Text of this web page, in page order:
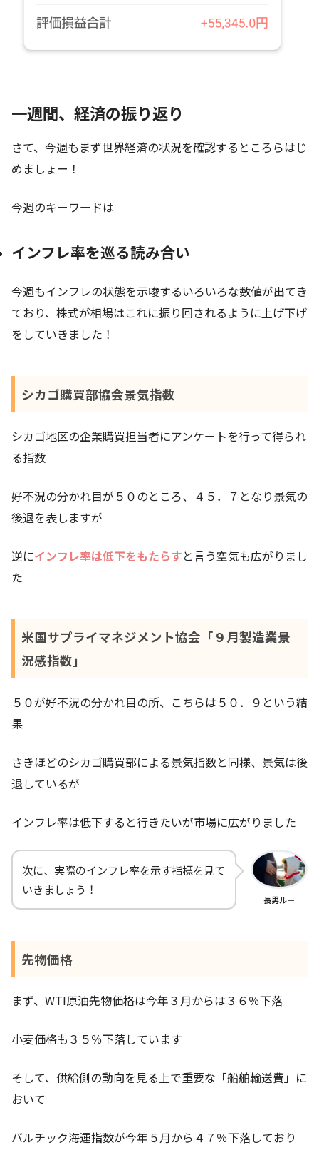
一週間、経済の振り返り
さて、今週もまず世界経済の状況を確認するところらはじ
めましょー！
今週のキーワードは
インフレ率を巡る読み合い
今週もインフレの状態を示唆するいろいろな数値が出てき
ており、株式が相場はこれに振り回されるように上げ下げ
をしていきました！
シカゴ購買部協会景気指数
シカゴ地区の企業購買担当者にアンケートを行って得られ
る指数
好不況の分かれ目が５０のところ、４５．７となり景気の
後退を表しますが
逆にインフレ率は低下をもたらすと言う空気も広がりまし
た
米国サプライマネジメント協会「９月製造業景
況感指数」
５０が好不況の分かれ目の所、こちらは５０．９という結
果
さきほどのシカゴ購買部による景気指数と同様、景気は後
退しているが
インフレ率は低下すると行きたいが市場に広がりました
次に、実際のインフレ率を示す指標を見て
いきましょう！
長男ルー
先物価格
まず、WTI原油先物価格は今年３月からは３６％下落
小麦価格も３５％下落しています
そして、供給側の動向を見る上で重要な「船舶輸送費」に
おいて
バルチック海運指数が今年５月から４７％下落しており